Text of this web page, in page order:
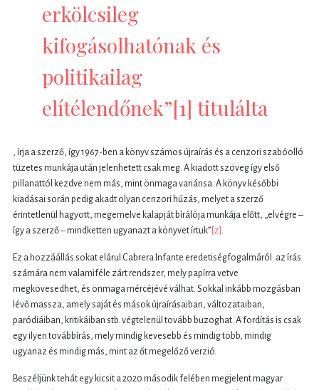
erkölcsileg
kifogásolhatónak és
politikailag
elítélendőnek”[1] titulálta
, írja a szerző, így 1967-ben a könyv számos újraírás és a cenzori szabóolló
tüzetes munkája után jelenhetett csak meg. A kiadott szöveg így első
pillanattól kezdve nem más, mint önmaga variánsa. A könyv későbbi
kiadásai során pedig akadt olyan cenzori húzás, melyet a szerző
érintetlenül hagyott, megemelve kalapját bírálója munkája előtt, „elvégre –
így a szerző – mindketten ugyanazt a könyvet írtuk” [2] .
Ez a hozzáállás sokat elárul Cabrera Infante eredetiségfogalmáról: az írás
számára nem valamiféle zárt rendszer, mely papírra vetve
megkövesedhet, és önmaga mércéjévé válhat. Sokkal inkább mozgásban
lévő massza, amely saját és mások újraírásaiban, változataiban,
paródiáiban, kritikáiban stb. végtelenül tovább buzoghat. A fordítás is csak
egy ilyen továbbírás, mely mindig kevesebb és mindig több, mindig
ugyanaz és mindig más, mint az őt megelőző verzió.
Beszéljünk tehát egy kicsit a 2020 második felében megjelent magyar